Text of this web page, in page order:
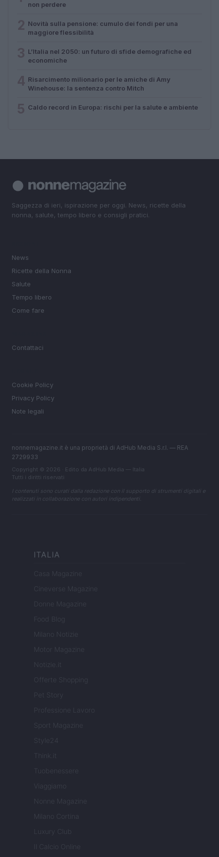
non perdere
Novità sulla pensione: cumulo dei fondi per una
maggiore flessibilità
L’Italia nel 2050: un futuro di sfide demografiche ed
economiche
Risarcimento milionario per le amiche di Amy
Winehouse: la sentenza contro Mitch
Caldo record in Europa: rischi per la salute e ambiente
Saggezza di ieri, ispirazione per oggi. News, ricette della
nonna, salute, tempo libero e consigli pratici.
News
Ricette della Nonna
Salute
Tempo libero
Come fare
Contattaci
Cookie Policy
Privacy Policy
Note legali
nonnemagazine.it è una proprietà di AdHub Media S.r.l. — REA
2729933
Copyright © 2026 · Edito da AdHub Media — Italia
Tutti i diritti riservati
I contenuti sono curati dalla redazione con il supporto di strumenti digitali e
realizzati in collaborazione con autori indipendenti.
ITALIA
Casa Magazine
Cineverse Magazine
Donne Magazine
Food Blog
Milano Notizie
Motor Magazine
Notizie.it
Offerte Shopping
Professione Lavoro
Sport Magazine
Style24
Think.it
Tuobenessere
Viaggiamo
Nonne Magazine
Milano Cortina
Luxury Club
Il Calcio Online